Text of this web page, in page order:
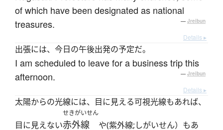
of which have been designated as national
treasures.
— Jreibun
Details ▸
出張には、今日の午後出発の予定だ。
I am scheduled to leave for a business trip this
afternoon.
— Jreibun
Details ▸
太陽からの光線には、目に見える可視光線もあれば、
目に見えない
せきがいせん
赤外線
や(紫外線;しがいせん）もあ